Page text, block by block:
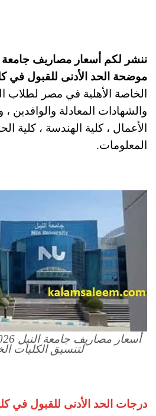
موضحة الحد الأدنى للقبول في
الخاصة الأهلية في مصر لطلاب
والشهادات المعادلة والوافدين
الأعمال ، كلية الهندسة ، كلية
المعلومات.
لتنسيق الكليات
درجات الحد الأدنى للقبول في